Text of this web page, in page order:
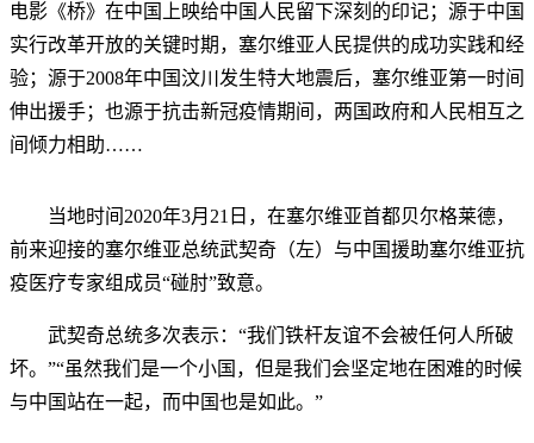
电影《桥》在中国上映给中国人民留下深刻的印记；源于中国
实行改革开放的关键时期，塞尔维亚人民提供的成功实践和经
验；源于2008年中国汶川发生特大地震后，塞尔维亚第一时间
伸出援手；也源于抗击新冠疫情期间，两国政府和人民相互之
间倾力相助……
当地时间2020年3月21日，在塞尔维亚首都贝尔格莱德，
前来迎接的塞尔维亚总统武契奇（左）与中国援助塞尔维亚抗
疫医疗专家组成员“碰肘”致意。
武契奇总统多次表示：“我们铁杆友谊不会被任何人所破
坏。”“虽然我们是一个小国，但是我们会坚定地在困难的时候
与中国站在一起，而中国也是如此。”